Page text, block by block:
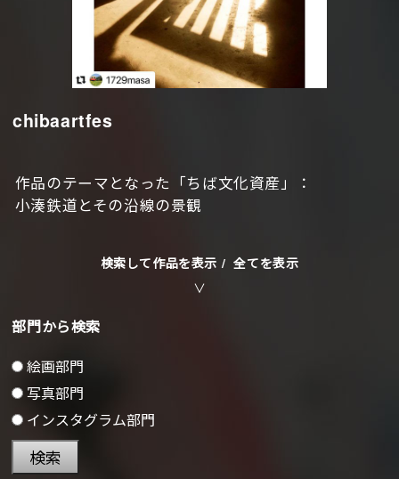
chibaartfes
作品のテーマとなった「ちば文化資産」：
小湊鉄道とその沿線の景観
検索して作品を表示 / 全てを表示
部門から検索
絵画部門
写真部門
インスタグラム部門
検索